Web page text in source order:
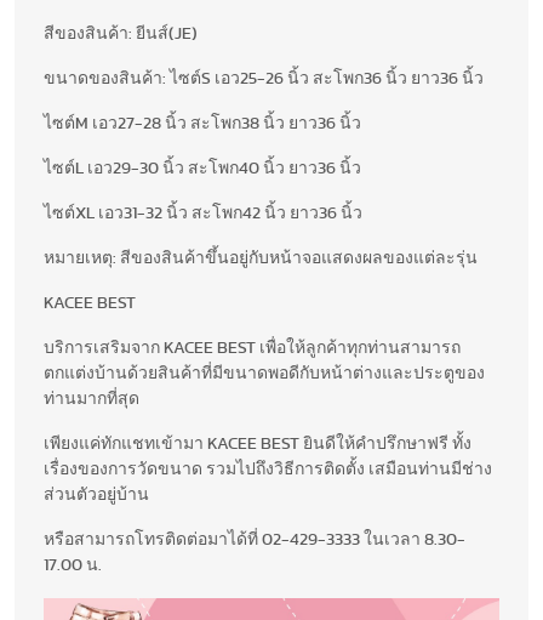
สีของสินค้า: ยีนส์(JE)
ขนาดของสินค้า: ไซต์S เอว25-26 นิ้ว สะโพก36 นิ้ว ยาว36 นิ้ว
ไซต์M เอว27-28 นิ้ว สะโพก38 นิ้ว ยาว36 นิ้ว
ไซต์L เอว29-30 นิ้ว สะโพก40 นิ้ว ยาว36 นิ้ว
ไซต์XL เอว31-32 นิ้ว สะโพก42 นิ้ว ยาว36 นิ้ว
หมายเหตุ: สีของสินค้าขึ้นอยู่กับหน้าจอแสดงผลของแต่ละรุ่น
KACEE BEST
บริการเสริมจาก KACEE BEST เพื่อให้ลูกค้าทุกท่านสามารถ
ตกแต่งบ้านด้วยสินค้าที่มีขนาดพอดีกับหน้าต่างและประตูของ
ท่านมากที่สุด
เพียงแค่ทักแชทเข้ามา KACEE BEST ยินดีให้คำปรึกษาฟรี ทั้ง
เรื่องของการวัดขนาด รวมไปถึงวิธีการติดตั้ง เสมือนท่านมีช่าง
ส่วนตัวอยู่บ้าน
หรือสามารถโทรติดต่อมาได้ที่ 02-429-3333 ในเวลา 8.30-
17.00 น.